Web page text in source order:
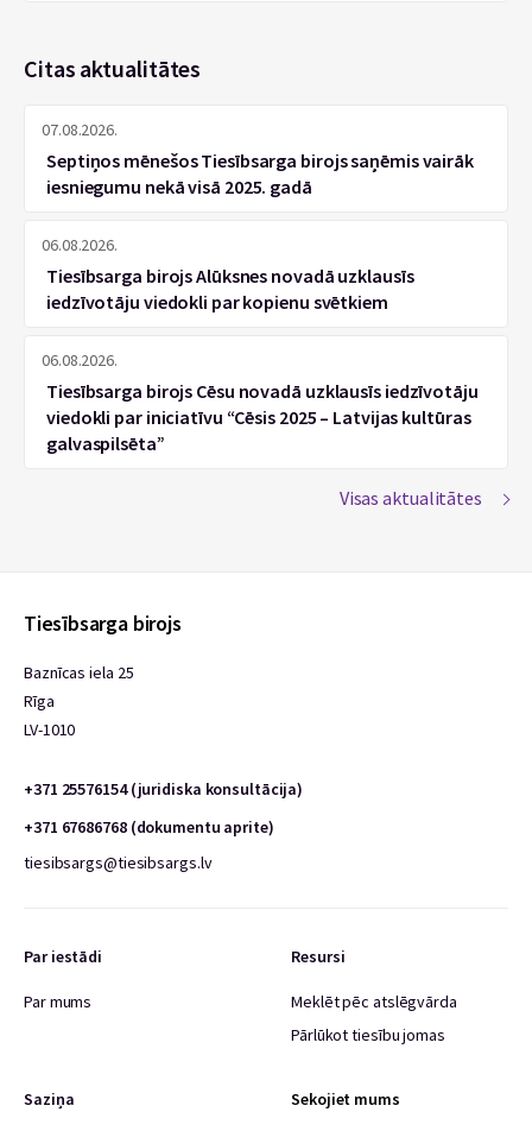
Citas aktualitātes
07.08.2026.
Septiņos mēnešos Tiesībsarga birojs saņēmis vairāk
iesniegumu nekā visā 2025. gadā
06.08.2026.
Tiesībsarga birojs Alūksnes novadā uzklausīs
iedzīvotāju viedokli par kopienu svētkiem
06.08.2026.
Tiesībsarga birojs Cēsu novadā uzklausīs iedzīvotāju
viedokli par iniciatīvu “Cēsis 2025 – Latvijas kultūras
galvaspilsēta”
Visas aktualitātes
Tiesībsarga birojs
Baznīcas iela 25
Rīga
LV-1010
+371 25576154 (juridiska konsultācija)
+371 67686768 (dokumentu aprite)
tiesibsargs@tiesibsargs.lv
Par iestādi
Par mums
Resursi
Meklēt pēc atslēgvārda
Pārlūkot tiesību jomas
Saziņa
Sekojiet mums